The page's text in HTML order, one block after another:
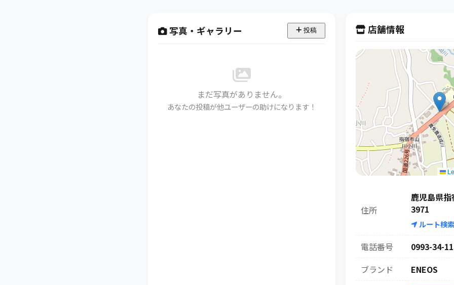
写真・ギャラリー 投稿
まだ写真がありません。
あなたの投稿が他ユーザーの助けになります！
店舗情報
住所
鹿児島県指
3971
ルート検索
電話番号
0993-34-
ブランド
ENEOS